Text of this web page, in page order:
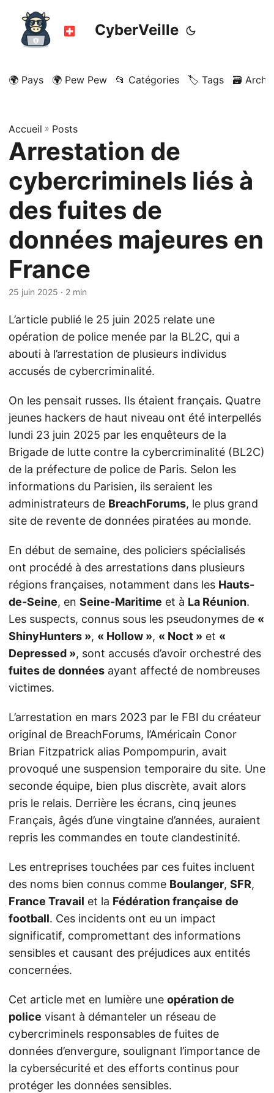
CyberVeille
🌍 Pays 🌍 Pew Pew 📂 Catégories 🏷️ Tags 🗃️
Accueil » Posts
Arrestation de
cybercriminels liés à
des fuites de
données majeures en
France
25 juin 2025 · 2 min
L’article publié le 25 juin 2025 relate une
opération de police menée par la BL2C, qui a
abouti à l’arrestation de plusieurs individus
accusés de cybercriminalité.
On les pensait russes. Ils étaient français. Quatre
jeunes hackers de haut niveau ont été interpellés
lundi 23 juin 2025 par les enquêteurs de la
Brigade de lutte contre la cybercriminalité (BL2C)
de la préfecture de police de Paris. Selon les
informations du Parisien, ils seraient les
administrateurs de BreachForums, le plus grand
site de revente de données piratées au monde.
En début de semaine, des policiers spécialisés
ont procédé à des arrestations dans plusieurs
régions françaises, notamment dans les Hauts-
de-Seine, en Seine-Maritime et à La Réunion.
Les suspects, connus sous les pseudonymes de «
ShinyHunters », « Hollow », « Noct » et «
Depressed », sont accusés d’avoir orchestré des
fuites de données ayant affecté de nombreuses
victimes.
L’arrestation en mars 2023 par le FBI du créateur
original de BreachForums, l’Américain Conor
Brian Fitzpatrick alias Pompompurin, avait
provoqué une suspension temporaire du site. Une
seconde équipe, bien plus discrète, avait alors
pris le relais. Derrière les écrans, cinq jeunes
Français, âgés d’une vingtaine d’années, auraient
repris les commandes en toute clandestinité.
Les entreprises touchées par ces fuites incluent
des noms bien connus comme Boulanger, SFR,
France Travail et la Fédération française de
football. Ces incidents ont eu un impact
significatif, compromettant des informations
sensibles et causant des préjudices aux entités
concernées.
Cet article met en lumière une opération de
police visant à démanteler un réseau de
cybercriminels responsables de fuites de
données d’envergure, soulignant l’importance de
la cybersécurité et des efforts continus pour
protéger les données sensibles.